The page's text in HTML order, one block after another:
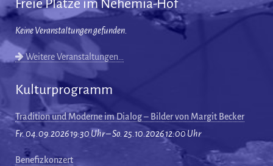
Freie Plätze im Nehemia-Hof
Keine Veranstaltungen gefunden.
Weitere Veranstaltungen…
Kulturprogramm
Tradition und Moderne im Dialog – Bilder von Margit Becker
Fr. 04.09.2026 19:30 Uhr – So. 25.10.2026 12:00 Uhr
Benefizkonzert